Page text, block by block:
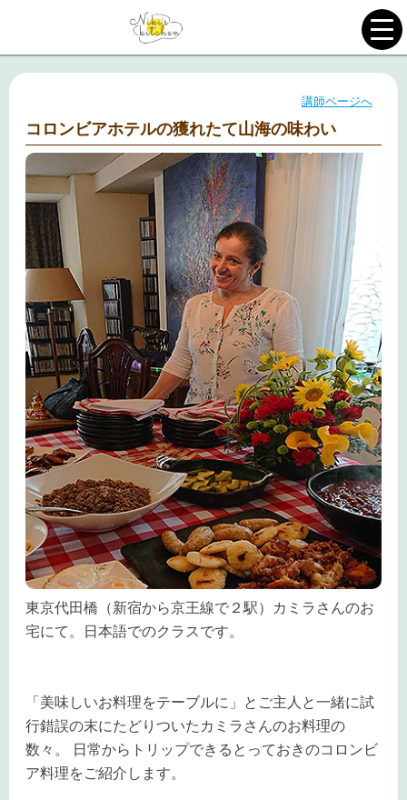
講師ページへ
コロンビアホテルの獲れたて山海の味わい
東京代田橋（新宿から京王線で２駅）カミラさんのお
宅にて。日本語でのクラスです。
「美味しいお料理をテーブルに」とご主人と一緒に試
行錯誤の末にたどりついたカミラさんのお料理の
数々。 日常からトリップできるとっておきのコロンビ
ア料理をご紹介します。